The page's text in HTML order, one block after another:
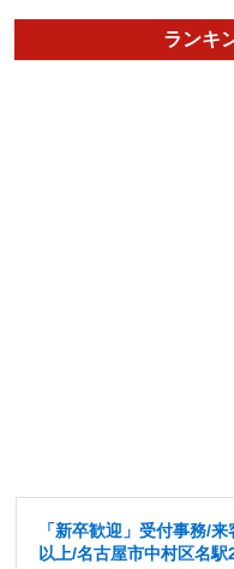
ランキ
「新卒歓迎」受付事務/
以上/名古屋市中村区名駅